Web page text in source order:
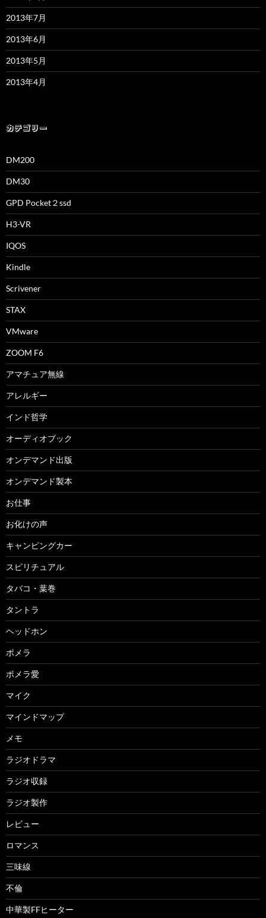
2013年7月
2013年6月
2013年5月
2013年4月
カテゴリー
DM200
DM30
GPD Pocket２ssd
H3-VR
IQOS
Kindle
Scrivener
STAX
VMware
ZOOM F6
アマチュア無線
アレルギー
インド哲学
オーディオブック
オンデマンド出版
オンデマンド製本
お仕事
お化けの声
キャンピングカー
スピリチュアル
タバコ・葉巻
タントラ
ヘッドホン
ポメラ
ポメラ愛
マイク
マインドマップ
メモ
ラジオドラマ
ラジオ収録
ラジオ製作
レビュー
ロマンス
三味線
不倫
中華製FFヒーター